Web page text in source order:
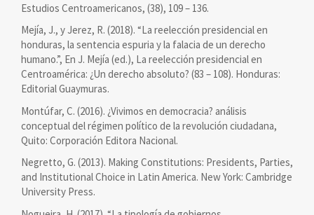
Estudios Centroamericanos, (38), 109 – 136.
Mejía, J., y Jerez, R. (2018). “La reelección presidencial en
honduras, la sentencia espuria y la falacia de un derecho
humano.”, En J. Mejía (ed.), La reelección presidencial en
Centroamérica: ¿Un derecho absoluto? (83 – 108). Honduras:
Editorial Guaymuras.
Montúfar, C. (2016). ¿Vivimos en democracia? análisis
conceptual del régimen político de la revolución ciudadana,
Quito: Corporación Editora Nacional.
Negretto, G. (2013). Making Constitutions: Presidents, Parties,
and Institutional Choice in Latin America. New York: Cambridge
University Press.